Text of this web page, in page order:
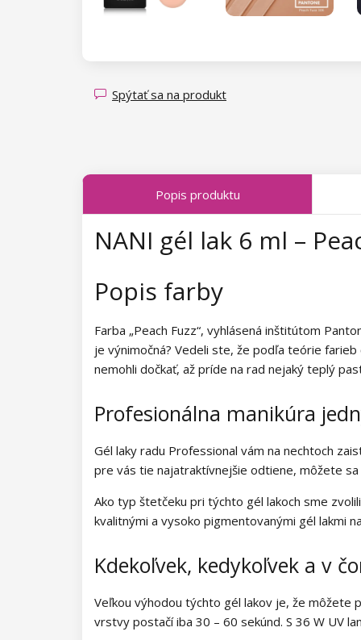
Kolekcia Pearl Glaze
Kolekcia Shiny Star
Kolekcia Wild West
Kolekcia Summer Daze
Kolekcia Barbie Girl
Kolekcia Magic Winter
Kolekcia Old Passion
Kolekcia Pure Elegance
Spýtať sa na produkt
Popis produktu
NANI gél lak 6 ml –
Popis farby
Farba „Peach Fuzz“, vyhlásená inštitútom
je výnimočná? Vedeli ste, že podľa teórie
nemohli dočkať, až príde na rad nejaký teplý
Profesionálna manikúra
Gél laky radu Professional vám na nechtoch
pre vás tie najatraktívnejšie odtiene, môžete sa
Ako typ štetčeku pri týchto gél lakoch sme
kvalitnými a vysoko pigmentovanými gél lakmi
Kdekoľvek, kedykoľvek a v
Veľkou výhodou týchto gél lakov je, že môžete
vrstvy postačí iba 30 – 60 sekúnd. S 36 W UV